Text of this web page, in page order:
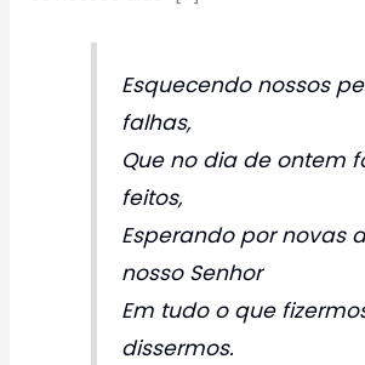
Esquecendo nossos
falhas,
Que no dia de ontem
feitos,
Esperando por novas
nosso Senhor
Em tudo o que
dissermos.